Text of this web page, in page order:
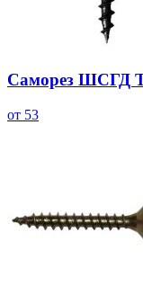
Саморез ШСГД
от 53